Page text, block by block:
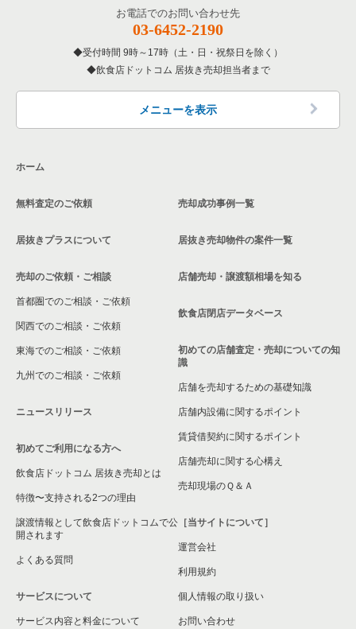
お電話でのお問い合わせ先
03-6452-2190
受付時間 9時～17時（土・日・祝祭日を除く）
飲食店ドットコム 居抜き売却担当者まで
メニューを表示
ホーム
無料査定のご依頼
居抜きプラスについて
売却のご依頼・ご相談
首都圏でのご相談・ご依頼
関西でのご相談・ご依頼
東海でのご相談・ご依頼
九州でのご相談・ご依頼
ニュースリリース
初めてご利用になる方へ
飲食店ドットコム 居抜き売却とは
特徴〜支持される2つの理由
譲渡情報として飲食店ドットコムで公
開されます
よくある質問
サービスについて
サービス内容と料金について
売却成功事例一覧
居抜き売却物件の案件一覧
店舗売却・譲渡額相場を知る
飲食店閉店データベース
初めての店舗査定・売却についての知
識
店舗を売却するための基礎知識
店舗内設備に関するポイント
賃貸借契約に関するポイント
店舗売却に関する心構え
売却現場のＱ＆Ａ
［当サイトについて］
運営会社
利用規約
個人情報の取り扱い
お問い合わせ